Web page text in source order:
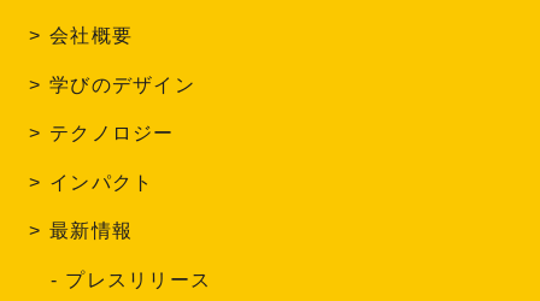
会社概要
学びのデザイン
テクノロジー
インパクト
最新情報
プレスリリース